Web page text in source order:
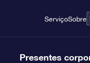
ServiçoSobre
Presentes